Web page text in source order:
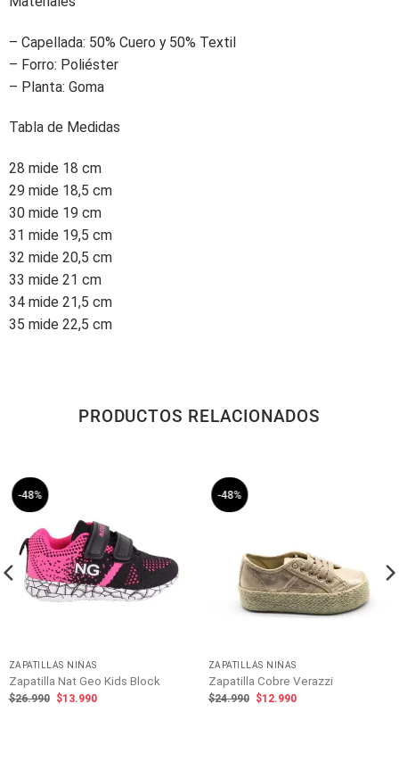
– Capellada: 50% Cuero y 50% Textil
– Forro: Poliéster
– Planta: Goma
Tabla de Medidas
28 mide 18 cm
29 mide 18,5 cm
30 mide 19 cm
31 mide 19,5 cm
32 mide 20,5 cm
33 mide 21 cm
34 mide 21,5 cm
35 mide 22,5 cm
PRODUCTOS RELACIONADOS
-48%
ZAPATILLAS NIÑAS
Zapatilla Nat Geo Kids Block
$26.990
El
$13.990El
-48%
ZAPATILLAS NIÑAS
Zapatilla Cobre Verazzi
$24.990 El
$12.990El